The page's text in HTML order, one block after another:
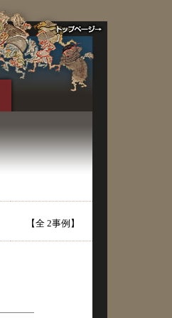
【全 2事例】